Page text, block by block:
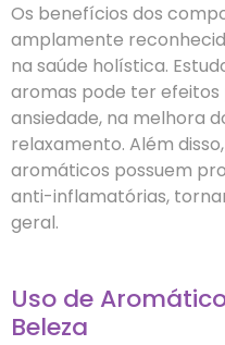
Os benefícios dos
amplamente
na saúde holística.
aromas pode ter efeitos
ansiedade, na melhora
relaxamento. Além
aromáticos possuem
anti-inflamatórias,
geral.
Uso de
Beleza